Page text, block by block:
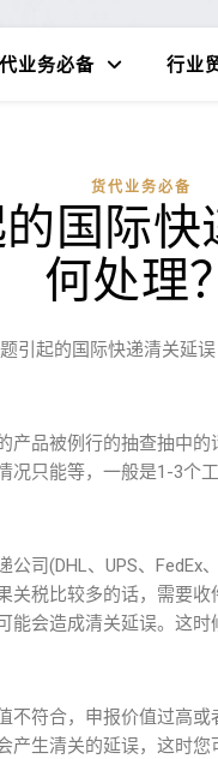
业务必备 行业
货代业务必备
国际
何处理？
引起的国际快递清关延误
产品被例行的抽查抽中
只能等，一般是1-3个工
司(DHL、UPS、FedEx
关税比较多的话，需要
会造成清关延误。这时
不符合，申报价值过高
产生清关的延误，这时